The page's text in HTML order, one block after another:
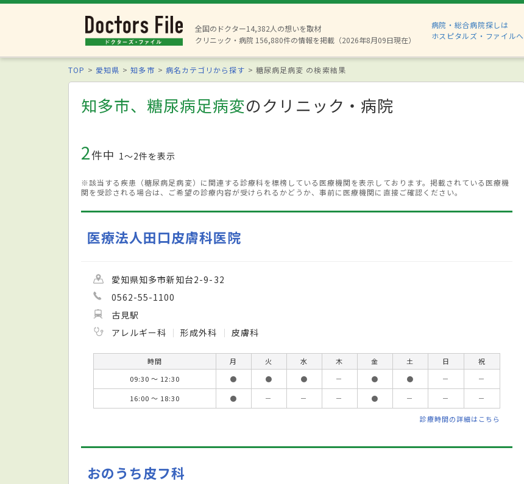
全国のドクター14,382人の想いを取材
クリニック・病院 156,880件の情報を掲載（2026年8月09日現在）
病院・総合病院探しは
ホスピタルズ・ファイルへ
TOP 愛知県 知多市 病名カテゴリから探す 糖尿病足病変 の検索結果
知多市、糖尿病足病変のクリニック・病院
2件中 1〜2件を表示
※該当する疾患（糖尿病足病変）に関連する診療科を標榜している医療機関を表示しております。掲載されている医療機
関を受診される場合は、ご希望の診療内容が受けられるかどうか、事前に医療機関に直接ご確認ください。
医療法人田口皮膚科医院
愛知県知多市新知台2-9-32
0562-55-1100
古見駅
アレルギー科
形成外科 皮膚科
時間 月 火 水 木 金 土 日
祝
09:30 ～ 12:30
● ● ● － ● ● －
－
16:00 ～ 18:30
● － － － ● － － －
診療時間の詳細はこちら
おのうち皮フ科